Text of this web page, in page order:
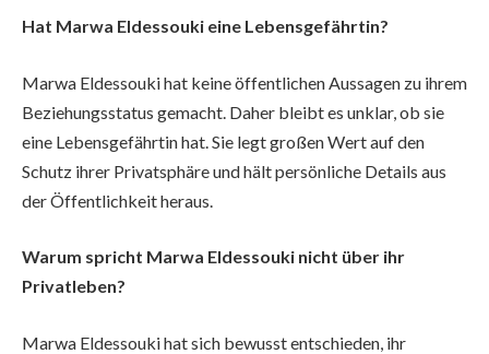
Hat Marwa Eldessouki eine Lebensgefährtin?
Marwa Eldessouki hat keine öffentlichen Aussagen zu ihrem
Beziehungsstatus gemacht. Daher bleibt es unklar, ob sie
eine Lebensgefährtin hat. Sie legt großen Wert auf den
Schutz ihrer Privatsphäre und hält persönliche Details aus
der Öffentlichkeit heraus.
Warum spricht Marwa Eldessouki nicht über ihr
Privatleben?
Marwa Eldessouki hat sich bewusst entschieden, ihr